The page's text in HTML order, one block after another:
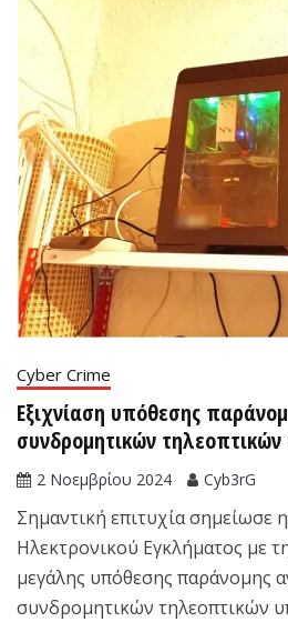
Cyber Crime
Εξιχνίαση υπόθεσης
συνδρομητικών
2 Νοεμβρίου 2024 Cyb3rG
Σημαντική επιτυχία σημείωσε
Ηλεκτρονικού Εγκλήματος με
μεγάλης υπόθεσης παράνομης
συνδρομητικών τηλεοπτικών